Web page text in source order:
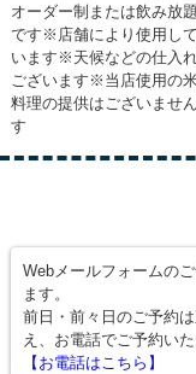
オーダー制または飲み放
です※店舗により使用し
います※天候などの仕入
ございます※当店使用の
料理の提供はございませ
す
Webメールフォームの
ます。
前日・前々日のご予約
え、お電話でご予約い
【お電話はこちら】